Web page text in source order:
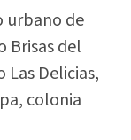
urbano de
Brisas del
Delicias,
colonia